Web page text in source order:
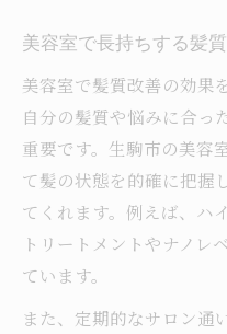
美容室で長持ちする髪
美容室で髪質改善の効果
自分の髪質や悩みに合っ
重要です。生駒市の美容
て髪の状態を的確に把握
てくれます。例えば、ハ
トリートメントやナノレ
ています。
また、定期的なサロン通